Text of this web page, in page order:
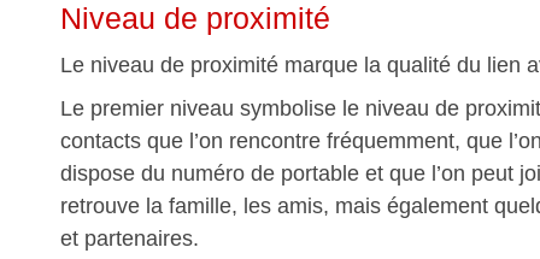
Niveau de proximité
Le niveau de proximité marque la qualité du lien
Le premier niveau symbolise le niveau de
contacts que l’on rencontre fréquemment, que
dispose du numéro de portable et que l’on peut
retrouve la famille, les amis, mais également
et partenaires.